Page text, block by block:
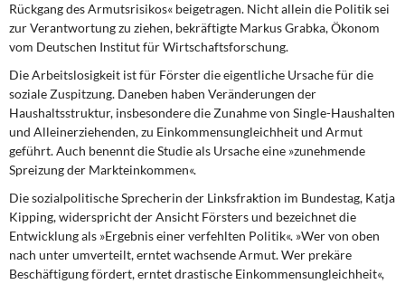
Rückgang des Armutsrisikos« beigetragen. Nicht allein die Politik sei
zur Verantwortung zu ziehen, bekräftigte Markus Grabka, Ökonom
vom Deutschen Institut für Wirtschaftsforschung.
Die Arbeitslosigkeit ist für Förster die eigentliche Ursache für die
soziale Zuspitzung. Daneben haben Veränderungen der
Haushaltsstruktur, insbesondere die Zunahme von Single-Haushalten
und Alleinerziehenden, zu Einkommensungleichheit und Armut
geführt. Auch benennt die Studie als Ursache eine »zunehmende
Spreizung der Markteinkommen«.
Die sozialpolitische Sprecherin der Linksfraktion im Bundestag, Katja
Kipping, widerspricht der Ansicht Försters und bezeichnet die
Entwicklung als »Ergebnis einer verfehlten Politik«. »Wer von oben
nach unter umverteilt, erntet wachsende Armut. Wer prekäre
Beschäftigung fördert, erntet drastische Einkommensungleichheit«,